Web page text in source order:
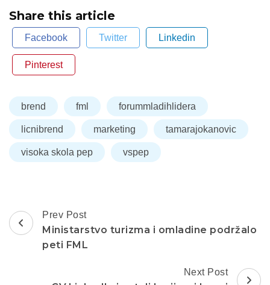
Share this article
Facebook Twitter Linkedin
Pinterest
brend fml forummladihlidera
licnibrend marketing tamarajokanovic
visoka skola pep vspep
Post
Navigation
Prev Post
Ministarstvo turizma i omladine podržalo
peti FML
Next Post